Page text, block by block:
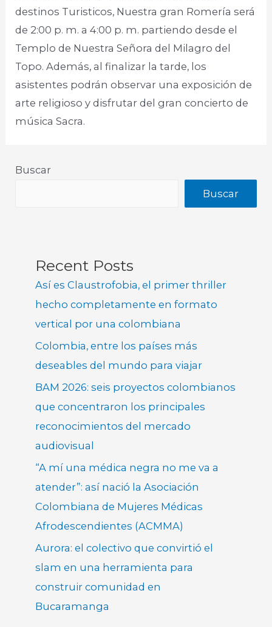
destinos Turisticos, Nuestra gran Romería será
de 2:00 p. m. a 4:00 p. m. partiendo desde el
Templo de Nuestra Señora del Milagro del
Topo. Además, al finalizar la tarde, los
asistentes podrán observar una exposición de
arte religioso y disfrutar del gran concierto de
música Sacra.
Buscar
Buscar
Recent Posts
Así es Claustrofobia, el primer thriller
hecho completamente en formato
vertical por una colombiana
Colombia, entre los países más
deseables del mundo para viajar
BAM 2026: seis proyectos colombianos
que concentraron los principales
reconocimientos del mercado
audiovisual
“A mí una médica negra no me va a
atender”: así nació la Asociación
Colombiana de Mujeres Médicas
Afrodescendientes (ACMMA)
Aurora: el colectivo que convirtió el
slam en una herramienta para
construir comunidad en
Bucaramanga